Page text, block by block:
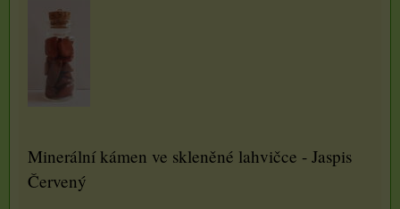
Minerální kámen ve skleněné lahvičce - Jaspis
Červený